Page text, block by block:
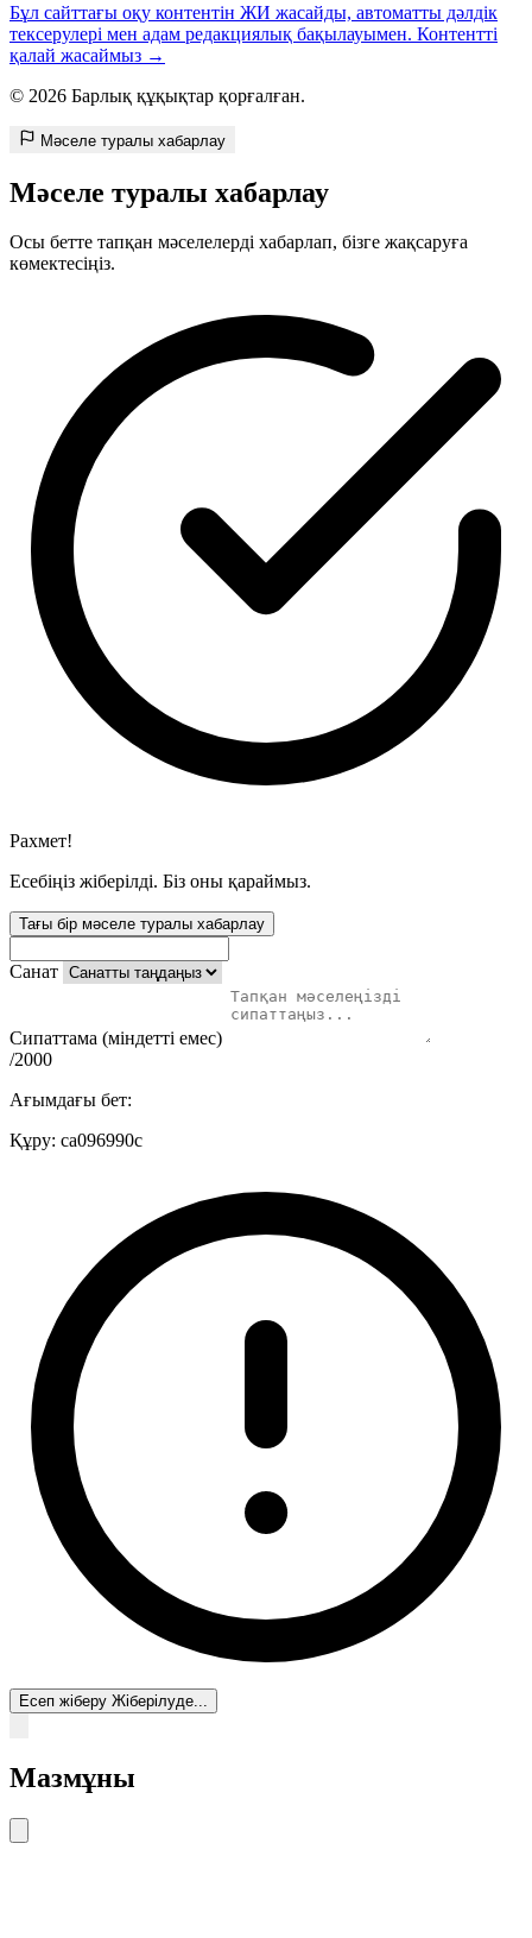
Бұл сайттағы оқу контентін ЖИ жасайды, автоматты дәлдік
тексерулері мен адам редакциялық бақылауымен. Контентті
қалай жасаймыз →
© 2026 Барлық құқықтар қорғалған.
Мәселе туралы хабарлау
Мәселе туралы хабарлау
Осы бетте тапқан мәселелерді хабарлап, бізге жақсаруға
көмектесіңіз.
Рахмет!
Есебіңіз жіберілді. Біз оны қараймыз.
Тағы бір мәселе туралы хабарлау
Санат
Сипаттама (міндетті емес)
/2000
Ағымдағы бет:
Құру: ca096990c
Есеп жіберу Жіберілуде...
Мазмұны